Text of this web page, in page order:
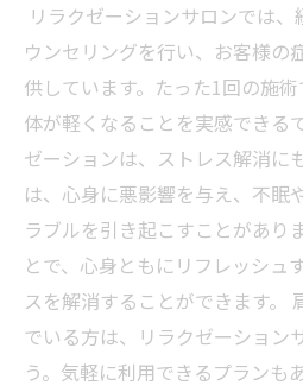
リラクゼーションサロンでは
ウンセリングを行い、お客様の
供しています。たった1回の施術
体が軽くなることを実感できる
ゼーションは、ストレス解消に
は、心身に悪影響を与え、不眠
ラブルを引き起こすことがあり
とで、心身ともにリフレッシュ
スを解消することができます。
でいる方は、リラクゼーション
う。気軽に利用できるプランも